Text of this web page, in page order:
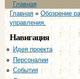
Главное
Главная
Вы здесь
Главная» Обозрение
управления.
Навигация
Идея проекта
Персоналии
События